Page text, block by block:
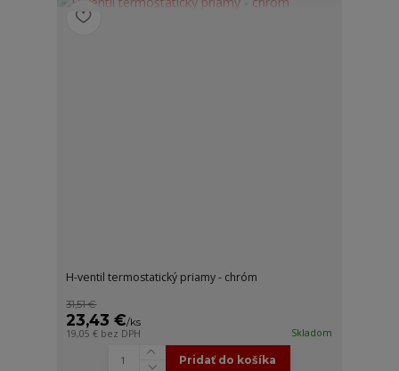
H-ventil termostatický priamy - chróm
31,51 €
23,43 €/ks
19,05 € bez DPH Skladom
Pridať do košíka